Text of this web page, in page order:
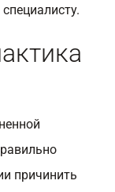
причинить